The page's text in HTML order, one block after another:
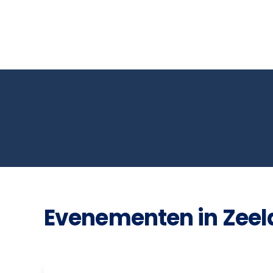
Evenementen in